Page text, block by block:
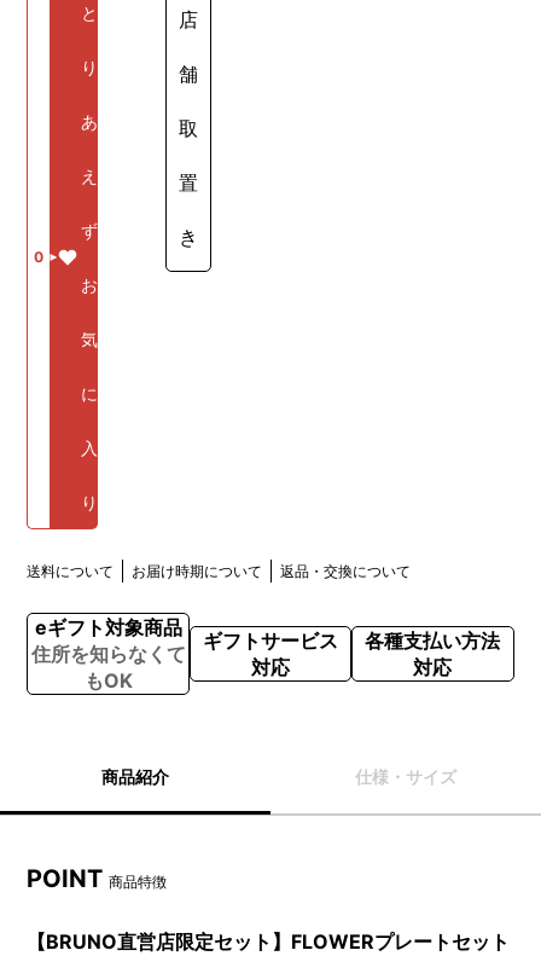
0
と
り
あ
え
ず
お
気
に
入
り
店
舗
取
置
き
送料について お届け時期について 返品・交換について
eギフト対象商品
住所を知らなくて
もOK
ギフトサービス
対応
各種支払い方法
対応
商品紹介 仕様・サイズ
POINT商品特徴
【BRUNO直営店限定セット】FLOWERプレートセット